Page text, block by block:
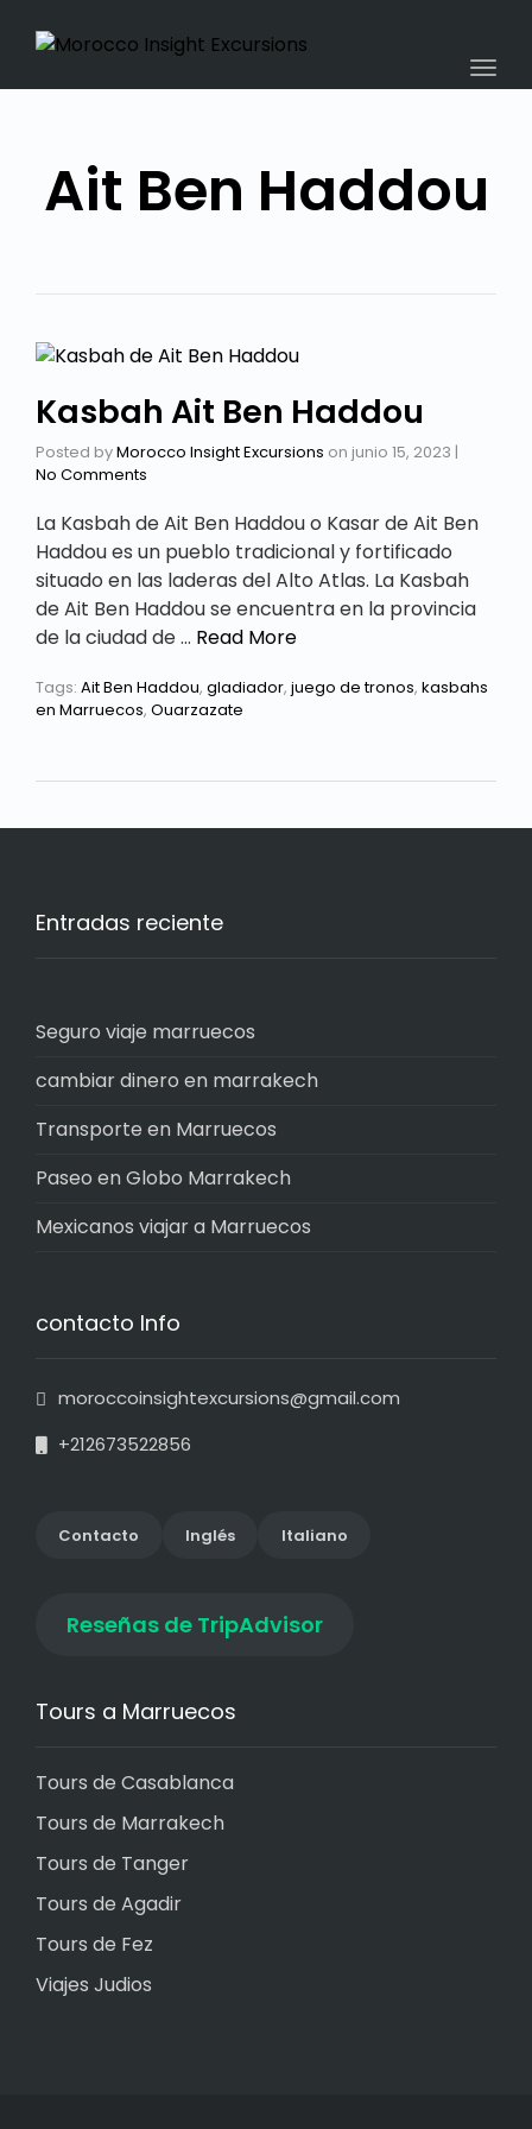
Ait Ben Haddou
Kasbah Ait Ben Haddou
Posted byMorocco Insight Excursions on junio 15, 2023 |
No Comments
La Kasbah de Ait Ben Haddou o Kasar de Ait Ben
Haddou es un pueblo tradicional y fortificado
situado en las laderas del Alto Atlas. La Kasbah
de Ait Ben Haddou se encuentra en la provincia
de la ciudad de … Read More
Tags: Ait Ben Haddou, gladiador, juego de tronos, kasbahs
en Marruecos, Ouarzazate
Entradas reciente
Seguro viaje marruecos
cambiar dinero en marrakech
Transporte en Marruecos
Paseo en Globo Marrakech
Mexicanos viajar a Marruecos
contacto Info
moroccoinsightexcursions@gmail.com
+212673522856
Contacto Inglés Italiano
Reseñas de TripAdvisor
Tours a Marruecos
Tours de Casablanca
Tours de Marrakech
Tours de Tanger
Tours de Agadir
Tours de Fez
Viajes Judios